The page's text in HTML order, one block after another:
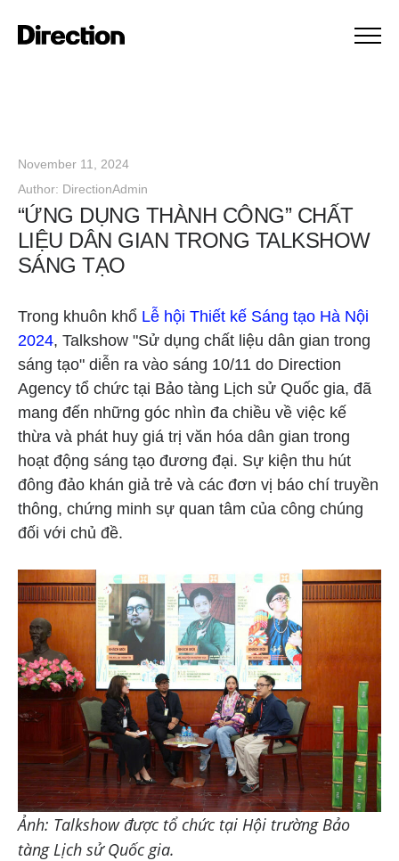
November 11, 2024
Author: DirectionAdmin
“ỨNG DỤNG THÀNH CÔNG” CHẤT
LIỆU DÂN GIAN TRONG TALKSHOW
SÁNG TẠO
Trong khuôn khổ Lễ hội Thiết kế Sáng tạo Hà Nội
2024, Talkshow "Sử dụng chất liệu dân gian trong
sáng tạo" diễn ra vào sáng 10/11 do Direction
Agency tổ chức tại Bảo tàng Lịch sử Quốc gia, đã
mang đến những góc nhìn đa chiều về việc kế
thừa và phát huy giá trị văn hóa dân gian trong
hoạt động sáng tạo đương đại. Sự kiện thu hút
đông đảo khán giả trẻ và các đơn vị báo chí truyền
thông, chứng minh sự quan tâm của công chúng
đối với chủ đề.
Ảnh: Talkshow được tổ chức tại Hội trường Bảo
tàng Lịch sử Quốc gia.